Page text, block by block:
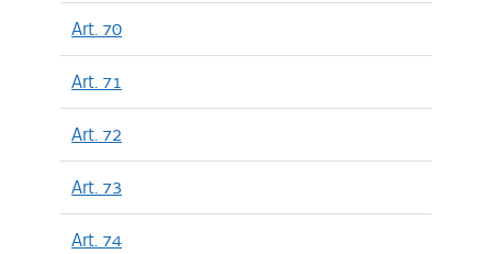
Art. 70
Art. 71
Art. 72
Art. 73
Art. 74